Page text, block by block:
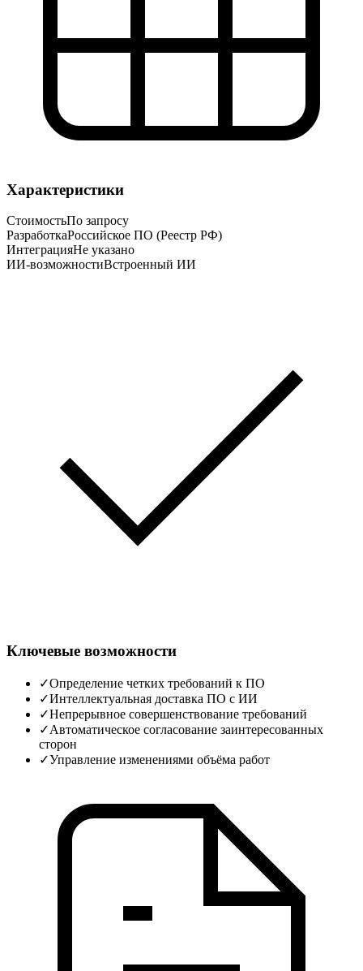
Характеристики
СтоимостьПо запросу
РазработкаРоссийское ПО (Реестр РФ)
ИнтеграцияНе указано
ИИ-возможностиВстроенный ИИ
Ключевые возможности
✓Определение четких требований к ПО
✓Интеллектуальная доставка ПО с ИИ
✓Непрерывное совершенствование требований
✓Автоматическое согласование заинтересованных
сторон
✓Управление изменениями объёма работ